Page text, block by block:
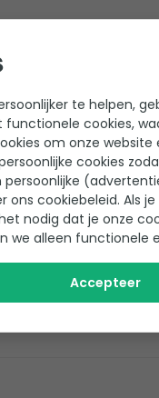
geluid. Erg
instellen van de
te helpen,
functionele cookies,
om onze
cookies
persoonlijke
ons cookiebeleid. Als
nodig dat je onze
we alleen functionele
Accepteer